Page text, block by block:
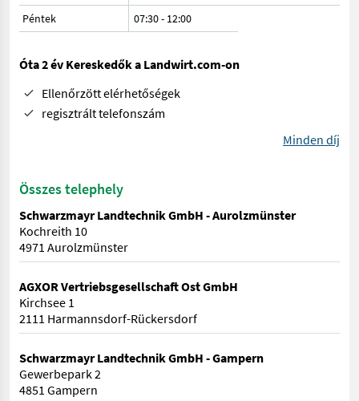
Péntek
07:30- 12:00
Óta 2 év Kereskedők a Landwirt.com-on
Ellenőrzött elérhetőségek
regisztrált telefonszám
Minden díj
Összes telephely
Schwarzmayr Landtechnik GmbH - Aurolzmünster
Kochreith 10
4971 Aurolzmünster
AGXOR Vertriebsgesellschaft Ost GmbH
Kirchsee 1
2111 Harmannsdorf-Rückersdorf
Schwarzmayr Landtechnik GmbH - Gampern
Gewerbepark 2
4851 Gampern